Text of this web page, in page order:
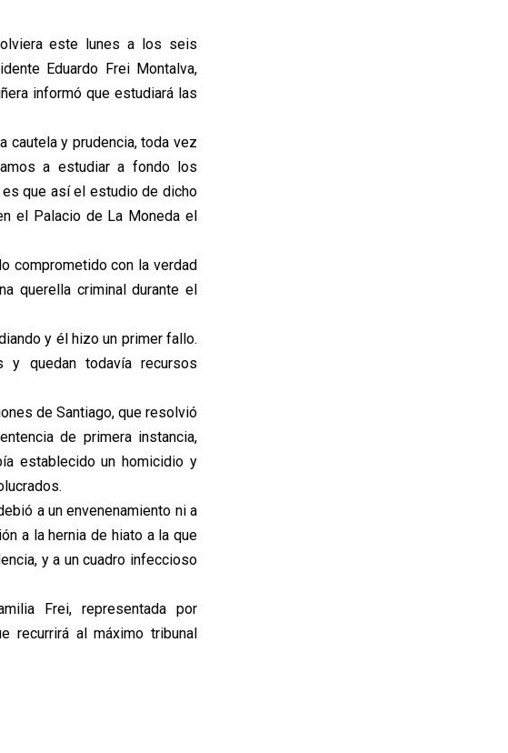
este lunes a los seis
Eduardo Frei Montalva,
informó que estudiará las
cautela y prudencia, toda vez
a estudiar a fondo los
que así el estudio de dicho
el Palacio de La Moneda el
comprometido con la verdad
querella criminal durante el
y él hizo un primer fallo.
quedan todavía recursos
de Santiago, que resolvió
de primera instancia,
establecido un homicidio y
a un envenenamiento ni a
a la hernia de hiato a la que
y a un cuadro infeccioso
Frei, representada por
recurrirá al máximo tribunal